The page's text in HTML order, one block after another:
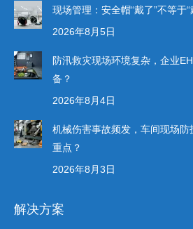
现场管理：安全帽“戴了”不等于
2026年8月5日
防汛救灾现场环境复杂，企业
备？
2026年8月4日
机械伤害事故频发，车间现场
重点？
2026年8月3日
解决方案